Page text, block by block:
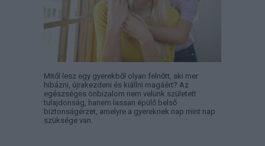
Mitől lesz egy gyerekből olyan felnőtt, aki mer
hibázni, újrakezdeni és kiállni magáért? Az
egészséges önbizalom nem velünk született
tulajdonság, hanem lassan épülő belső
biztonságérzet, amelyre a gyereknek nap mint nap
szüksége van.